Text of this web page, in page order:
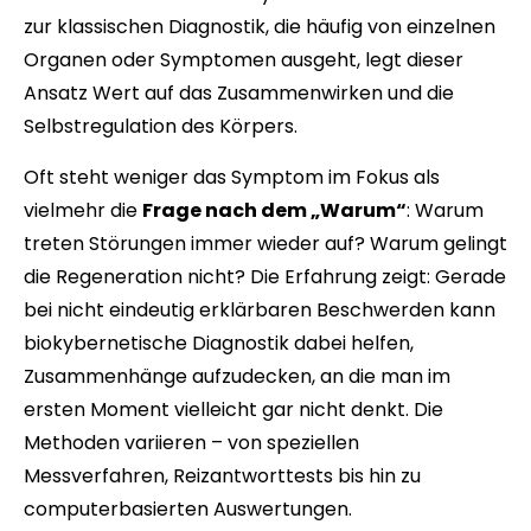
zur klassischen Diagnostik, die häufig von einzelnen
Organen oder Symptomen ausgeht, legt dieser
Ansatz Wert auf das Zusammenwirken und die
Selbstregulation des Körpers.
Oft steht weniger das Symptom im Fokus als
vielmehr die Frage nach dem „Warum“: Warum
treten Störungen immer wieder auf? Warum gelingt
die Regeneration nicht? Die Erfahrung zeigt: Gerade
bei nicht eindeutig erklärbaren Beschwerden kann
biokybernetische Diagnostik dabei helfen,
Zusammenhänge aufzudecken, an die man im
ersten Moment vielleicht gar nicht denkt. Die
Methoden variieren – von speziellen
Messverfahren, Reizantworttests bis hin zu
computerbasierten Auswertungen.